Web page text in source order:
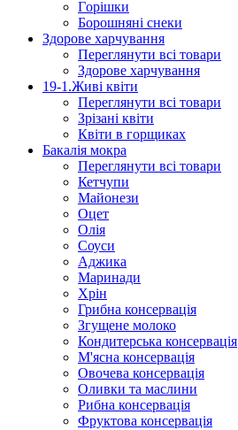
Гoрішки
Борошняні снеки
Здорове харчування
Переглянути всі товари
Здорове харчування
19-1.Живі квіти
Переглянути всі товари
Зрізані квіти
Квіти в горщиках
Бакалія мокра
Переглянути всі товари
Кетчупи
Майонези
Оцет
Олія
Соуси
Аджика
Маринади
Хрін
Грибна консервація
Згущене молоко
Кондитерська консервація
М'ясна консервація
Овочева консервація
Оливки та маслини
Рибна консервація
Фруктова консервація